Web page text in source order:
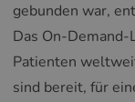
gebunden war,
Das On-
Patienten
sind bereit, für